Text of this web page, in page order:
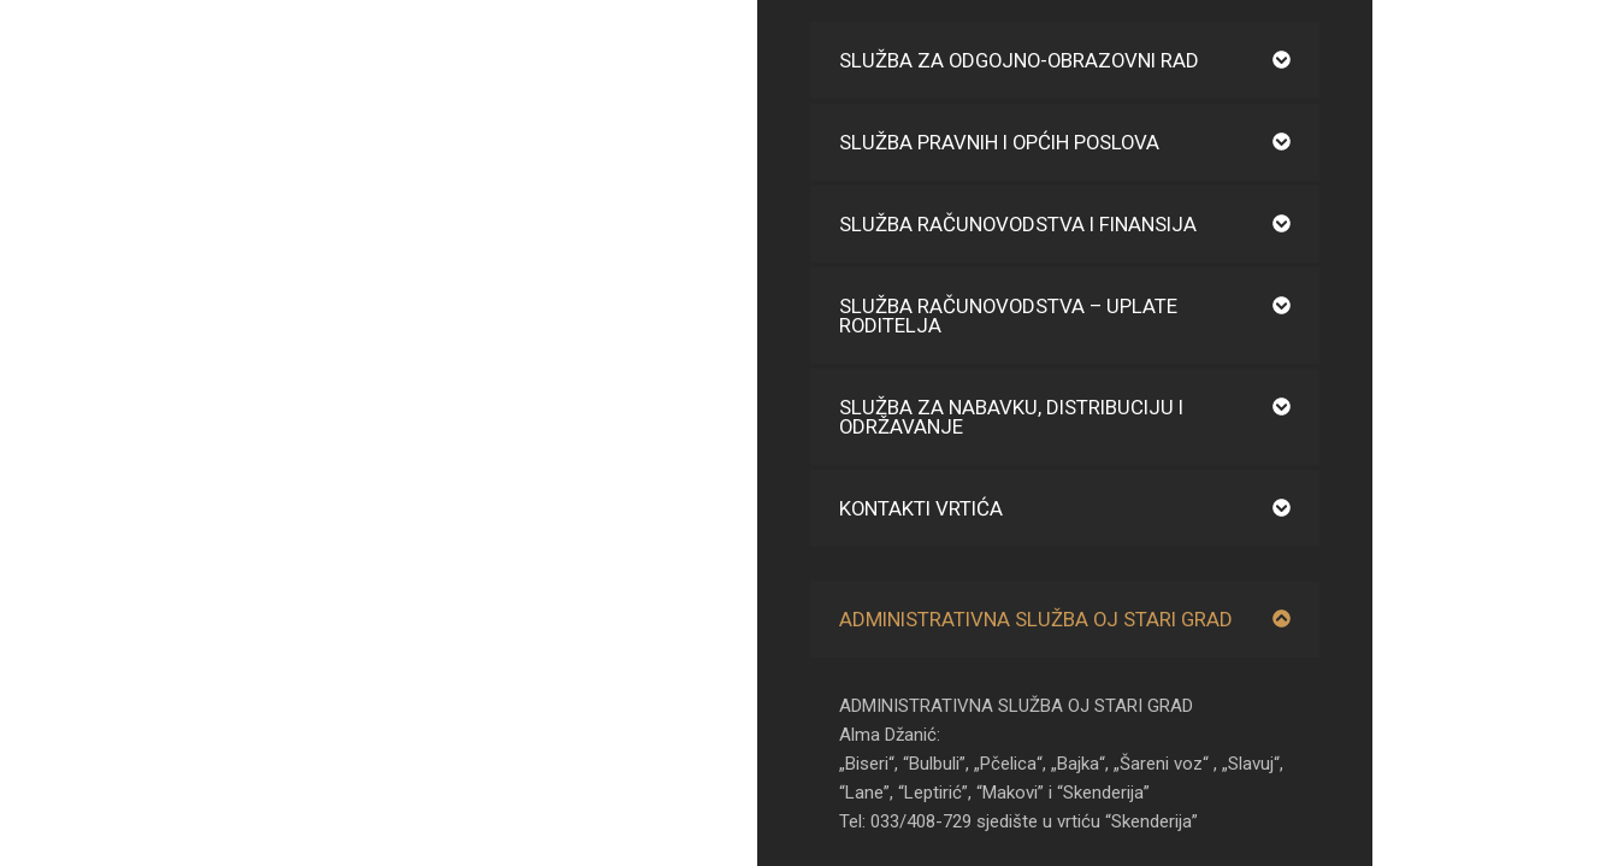
SLUŽBA ZA ODGOJNO-OBRAZOVNI RAD
SLUŽBA PRAVNIH I OPĆIH POSLOVA
SLUŽBA RAČUNOVODSTVA I FINANSIJA
SLUŽBA RAČUNOVODSTVA – UPLATE
RODITELJA
SLUŽBA ZA NABAVKU, DISTRIBUCIJU I
ODRŽAVANJE
KONTAKTI VRTIĆA
ADMINISTRATIVNA SLUŽBA OJ STARI GRAD
ADMINISTRATIVNA SLUŽBA OJ STARI GRAD
Alma Džanić:
„Biseri“, “Bulbuli”, „Pčelica“, „Bajka“, „Šareni voz“ , „Slavuj“,
“Lane”, “Leptirić”, “Makovi” i “Skenderija”
Tel: 033/408-729 sjedište u vrtiću “Skenderija”